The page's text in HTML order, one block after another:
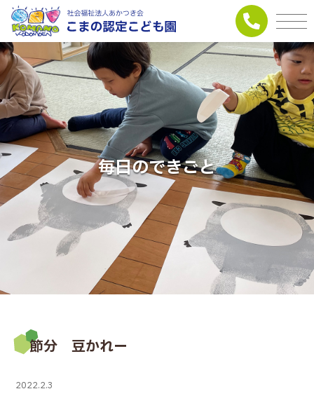
毎日のできごと
節分 豆かれー
2022.2.3